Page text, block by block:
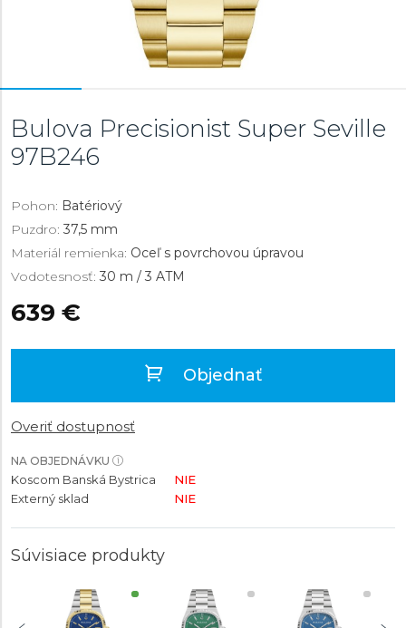
Bulova Precisionist Super Seville
97B246
Pohon: Batériový
Puzdro: 37,5 mm
Materiál remienka: Oceľ s povrchovou úpravou
Vodotesnosť: 30 m / 3 ATM
639 €
Objednať
Overiť dostupnosť
NA OBJEDNÁVKU
Koscom Banská Bystrica
NIE
Externý sklad
NIE
Súvisiace produkty